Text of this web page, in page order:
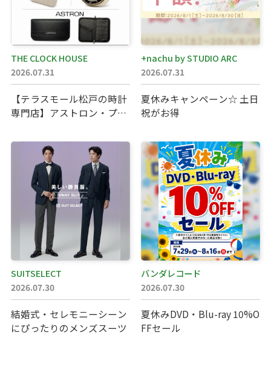
THE CLOCK HOUSE
2026.07.31
【テラスモール松戸の時計
専門店】アストロン・プロ
+nachu by STUDIO ARC
2026.07.31
夏休みキャンペーン☆ 土日
祝がお得
SUITSELECT
2026.07.30
結婚式・セレモニーシーン
にぴったりのメンズスーツ
バンダレコード
2026.07.30
夏休みDVD・Blu-ray 10%O
FFセール